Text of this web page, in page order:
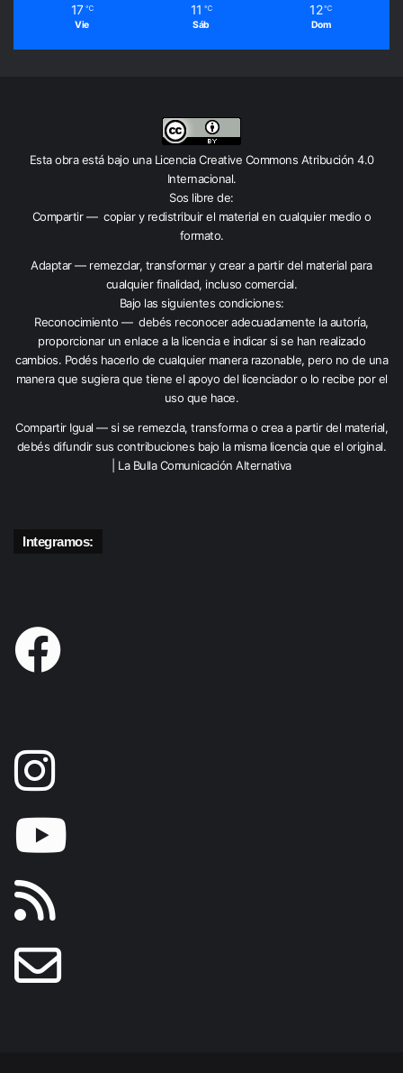
17 ℃
Vie
11 ℃
Sáb
12 ℃
Dom
Esta obra está bajo una Licencia Creative Commons Atribución 4.0
Internacional.
Sos libre de:
Compartir — copiar y redistribuir el material en cualquier medio o
formato.
Adaptar — remezclar, transformar y crear a partir del material para
cualquier finalidad, incluso comercial.
Bajo las siguientes condiciones:
Reconocimiento — debés reconocer adecuadamente la autoría,
proporcionar un enlace a la licencia e indicar si se han realizado
cambios. Podés hacerlo de cualquier manera razonable, pero no de una
manera que sugiera que tiene el apoyo del licenciador o lo recibe por el
uso que hace.
Compartir Igual — si se remezcla, transforma o crea a partir del material,
debés difundir sus contribuciones bajo la misma licencia que el original.
| La Bulla Comunicación Alternativa
Integramos: